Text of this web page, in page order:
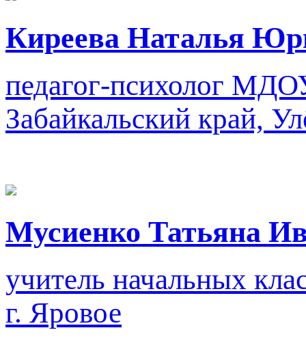
Киреева Наталья
педагог-психолог
Забайкальский край,
Мусиенко Татьяна
учитель начальных
г. Яровое